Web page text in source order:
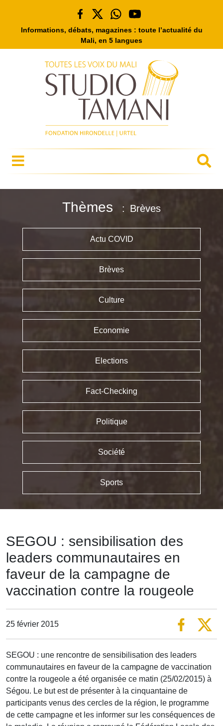
Informations, débats, magazines : toute l’actualité du
Mali, en 5 langues
Thèmes Brèves
Actu COVID
Brèves
Culture
Economie
Elections
Fact-Checking
Politique
Société
Sports
SEGOU : sensibilisation des
leaders communautaires en
faveur de la campagne de
vaccination contre la rougeole
25 février 2015
SEGOU : une rencontre de sensibilisation des leaders
communautaires en faveur de la campagne de vaccination
contre la rougeole a été organisée ce matin (25/02/2015) à
Ségou. Le but est de présenter à la cinquantaine de
participants venus des cercles de la région, le programme
de cette campagne et les informer sur les conséquences de